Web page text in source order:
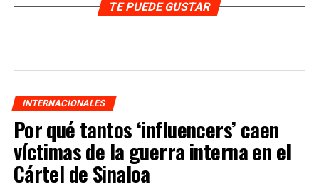
TE PUEDE GUSTAR
INTERNACIONALES
Por qué tantos ‘influencers’ caen
víctimas de la guerra interna en el
Cártel de Sinaloa